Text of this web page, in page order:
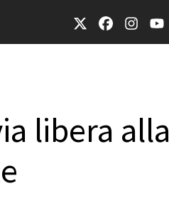
libera alla